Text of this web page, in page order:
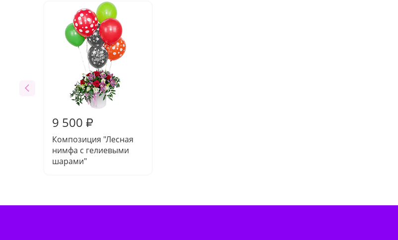
9 500 ₽
Композиция "Лесная
нимфа с гелиевыми
шарами"